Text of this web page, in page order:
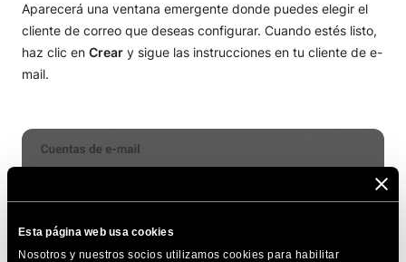
Esta página web usa cookies
Nosotros y nuestros socios utilizamos cookies para habilitar
Aparecerá una ventana emergente donde puedes elegir el
cliente de correo que deseas configurar. Cuando estés listo,
haz clic en Crear y sigue las instrucciones en tu cliente de e-
mail.